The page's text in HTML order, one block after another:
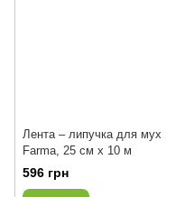
Лента – липучка для мух
Farma, 25 см x 10 м
596 грн